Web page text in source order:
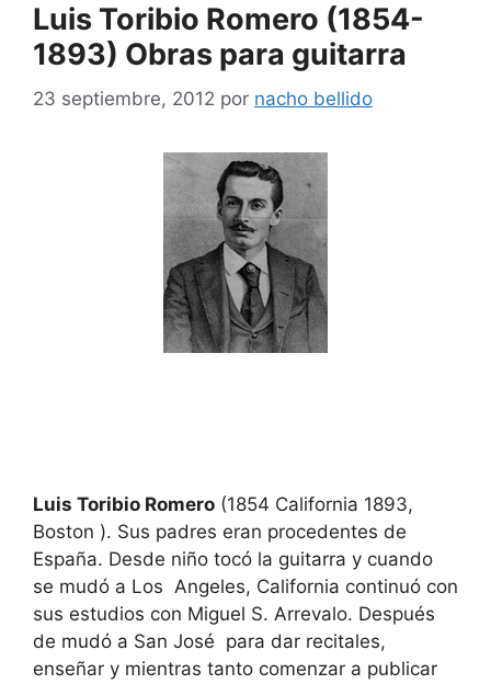
Luis Toribio Romero (1854-
1893) Obras para guitarra
23 septiembre, 2012 por nacho bellido
Luis Toribio Romero (1854 California 1893,
Boston ). Sus padres eran procedentes de
España. Desde niño tocó la guitarra y cuando
se mudó a Los Angeles, California continuó con
sus estudios con Miguel S. Arrevalo. Después
de mudó a San José para dar recitales,
enseñar y mientras tanto comenzar a publicar